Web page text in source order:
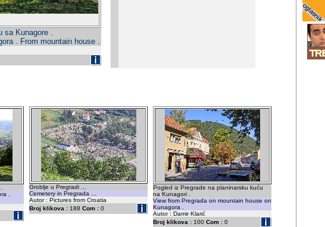
sa Kunagore .
. From mountain house .
.
Groblje u Pregradi ...
Cemetery in Pregrada ...
Autor : Pictures from Croatia
Broj klikova : 188 Com : 0
Pogled iz Pregrade na planinarsku kuću
na Kunagori .
View from Pregrada on mountain house on
Kunagora .
Autor : Damir Klarić
Broj klikova : 100 Com : 0